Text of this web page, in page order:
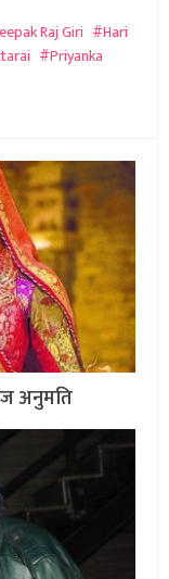
Raj Giri
Hari
Priyanka
अनुमति